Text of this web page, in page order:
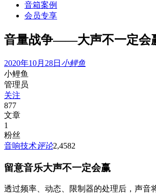
音箱案例
会员专享
音量战争——大声不一定会
2020年10月28日 小鲤鱼
小鲤鱼
管理员
关注
877
文章
1
粉丝
音响技术评论2,4582
留意音乐大声不一定会赢
透过频率、动态、限制器的处理后，声音